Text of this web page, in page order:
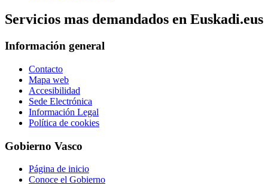
Servicios mas demandados en Euskadi.eus
Información general
Contacto
Mapa web
Accesibilidad
Sede Electrónica
Información Legal
Política de cookies
Gobierno Vasco
Página de inicio
Conoce el Gobierno